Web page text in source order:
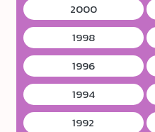
2000
1998
1996
1994
1992